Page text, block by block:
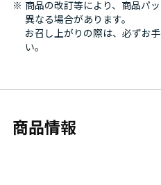
商品の改訂等により、商品パ
異なる場合があります。
お召し上がりの際は、必ずお
い。
商品情報